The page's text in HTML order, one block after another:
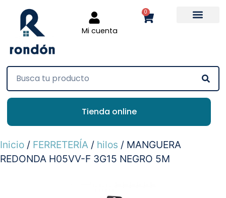
Mi cuenta
0
Tienda online
Inicio / FERRETERÍA / hilos / MANGUERA
REDONDA H05VV-F 3G15 NEGRO 5M